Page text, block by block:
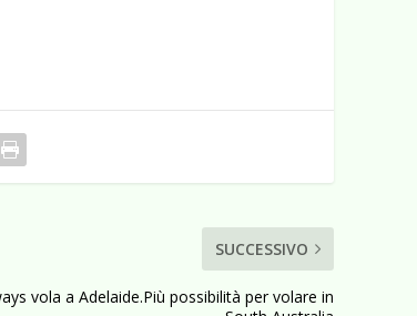
SUCCESSIVO
vola a Adelaide.Più possibilità per volare in